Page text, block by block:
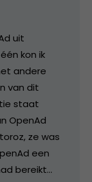
uit
kon ik
andere
van dit
staat
OpenAd
ze was
een
bereikt…